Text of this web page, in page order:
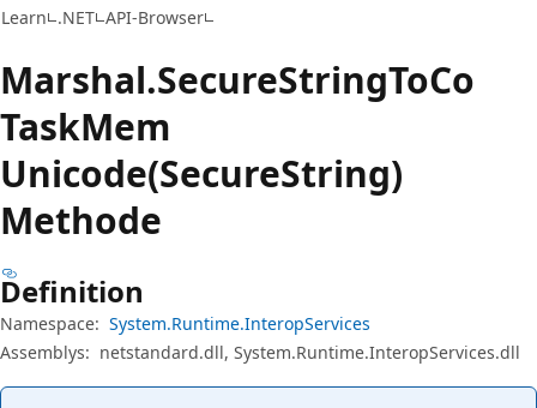
Learn .NET API-Browser
Marshal.SecureStringToCo
TaskMem
Unicode(SecureString)
Methode
Definition
Namespace: System.Runtime.InteropServices
Assemblys: netstandard.dll, System.Runtime.InteropServices.dll